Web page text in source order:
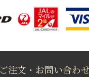
ご注文・お問い合わ